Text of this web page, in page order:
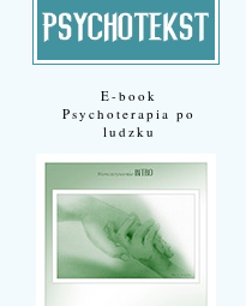
E-book
Psychoterapia po
ludzku